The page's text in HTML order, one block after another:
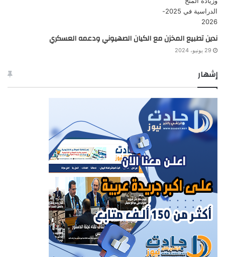
ندين تطبيع المخزن مع الكيان الصهيوني ودعمه العسكري
29 يونيو، 2024
إشهار